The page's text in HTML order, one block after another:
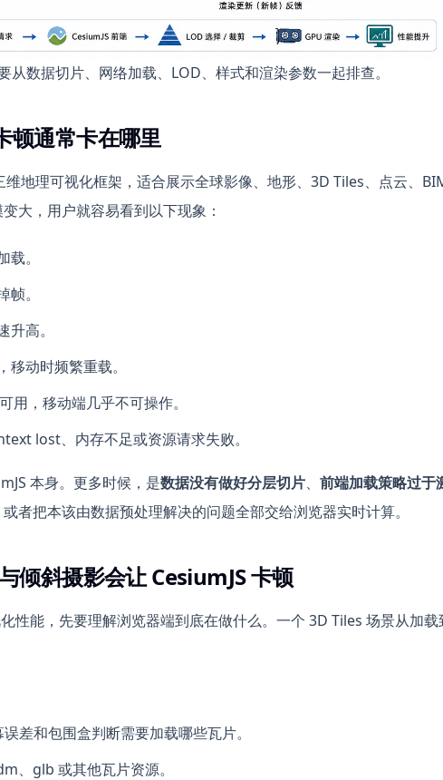
从数据切片、网络加载、LOD、样式和渲染参数一起排查。
顿通常卡在哪里
维地理可视化框架，适合展示全球影像、地形、3D Tiles、点云、
大，用户就容易看到以下现象：
。
。
高。
动时频繁重载。
用，移动端几乎不可操作。
lost、内存不足或资源请求失败。
本身。更多时候，是数据没有做好分层切片、 前端加载策略过于
或者把本该由数据预处理解决的问题全部交给浏览器实时计算。
倾斜摄影会让 CesiumJS 卡顿
性能，先要理解浏览器端到底在做什么。一个 3D Tiles 场景从加载
差和包围盒判断需要加载哪些瓦片。
、glb 或其他瓦片资源。